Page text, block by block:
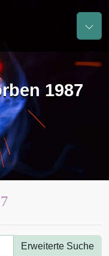
1987
Erweiterte Suche